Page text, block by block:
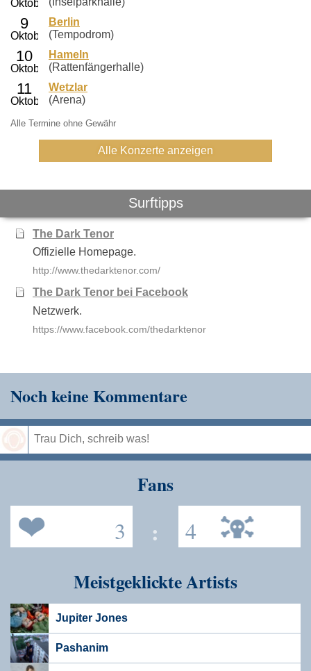
Berlin
(Tempodrom)
Hameln
(Rattenfängerhalle)
Wetzlar
(Arena)
Alle Termine ohne Gewähr
Alle Konzerte anzeigen
Surftipps
The Dark Tenor
Offizielle Homepage.
http://www.thedarktenor.com/
The Dark Tenor bei Facebook
Netzwerk.
https://www.facebook.com/thedarktenor
Noch keine Kommentare
Fans
3 : 4
Meistgeklickte Artists
Jupiter Jones
Pashanim